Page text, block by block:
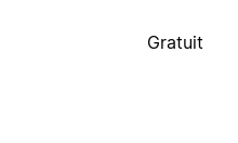
Gratuit